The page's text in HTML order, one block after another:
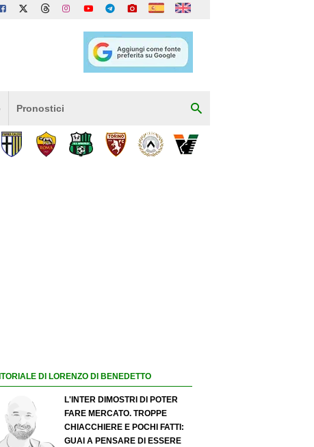
Pronostici
DI LORENZO DI BENEDETTO
L'INTER DIMOSTRI DI POTER
FARE MERCATO. TROPPE
CHIACCHIERE E POCHI FATTI:
GUAI A PENSARE DI ESSERE